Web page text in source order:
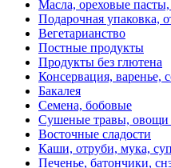
Масла, ореховые
Подарочная упаковка,
Вегетарианство
Постные продукты
Продукты без глютена
Консервация, варенье,
Бакалея
Семена, бобовые
Сушеные травы, овощи
Восточные сладости
Каши, отруби, мука, суп
Печенье, батончики,